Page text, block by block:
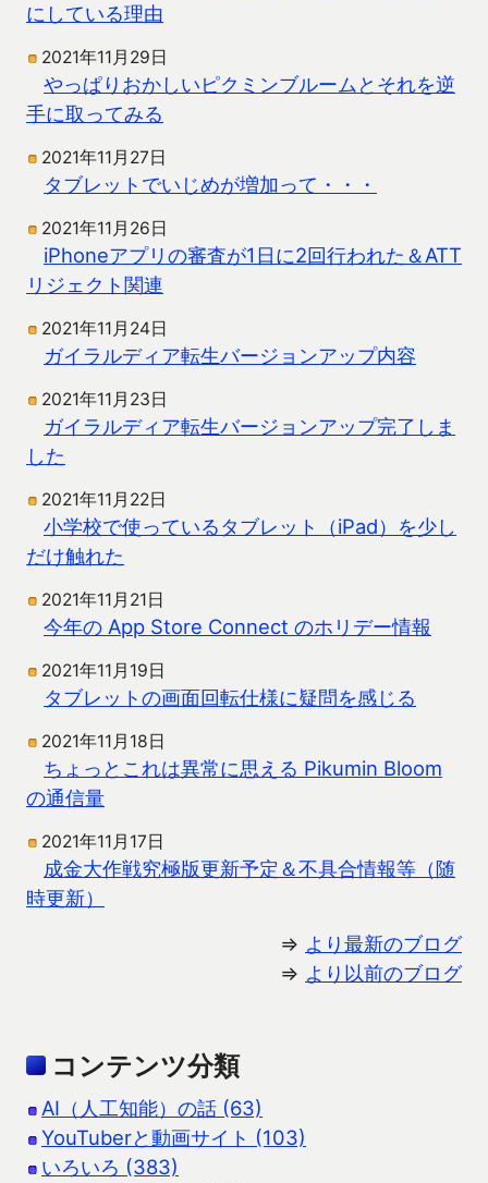
にしている理由
2021年11月29日
やっぱりおかしいピクミンブルームとそれを逆
手に取ってみる
2021年11月27日
タブレットでいじめが増加って・・・
2021年11月26日
iPhoneアプリの審査が1日に2回行われた＆ATT
リジェクト関連
2021年11月24日
ガイラルディア転生バージョンアップ内容
2021年11月23日
ガイラルディア転生バージョンアップ完了しま
した
2021年11月22日
小学校で使っているタブレット（iPad）を少し
だけ触れた
2021年11月21日
今年の App Store Connect のホリデー情報
2021年11月19日
タブレットの画面回転仕様に疑問を感じる
2021年11月18日
ちょっとこれは異常に思える Pikumin Bloom
の通信量
2021年11月17日
成金大作戦究極版更新予定＆不具合情報等（随
時更新）
⇒ より最新のブログ
⇒ より以前のブログ
コンテンツ分類
AI（人工知能）の話 (63)
YouTuberと動画サイト (103)
いろいろ (383)